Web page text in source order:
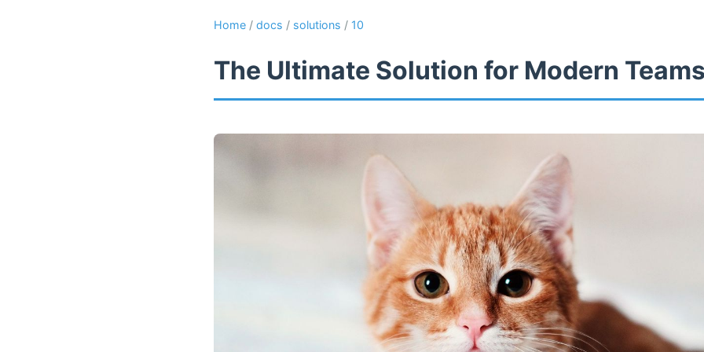
Home / docs / solutions / 10
The Ultimate Solution for Modern